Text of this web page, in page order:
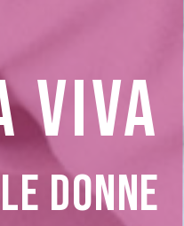
VIVA
DONNE